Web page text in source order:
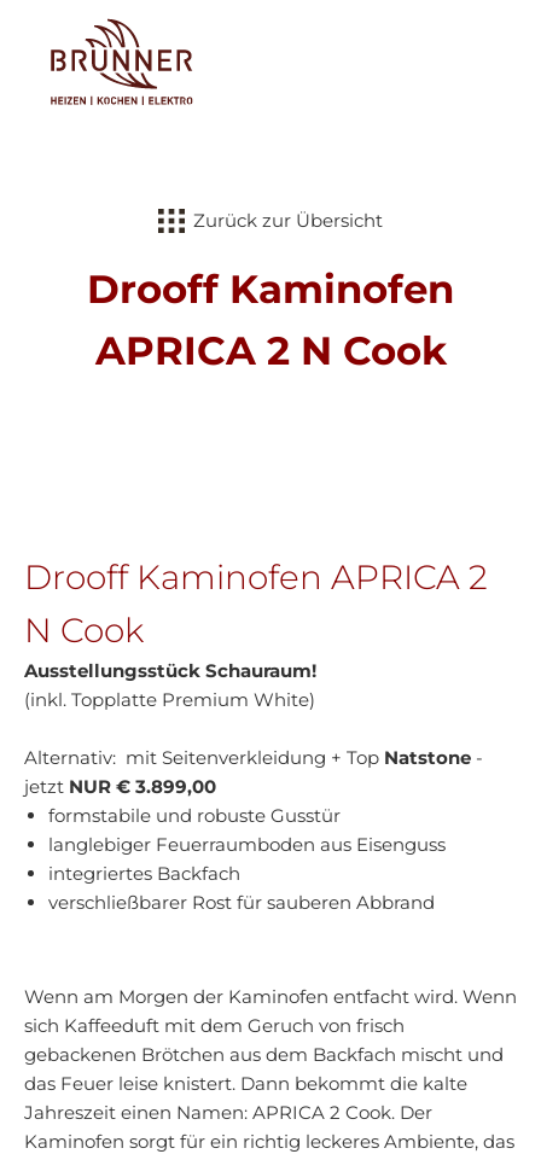
Zurück zur Übersicht
Drooff Kaminofen
APRICA 2 N Cook
Drooff Kaminofen APRICA 2
N Cook
Ausstellungsstück Schauraum!
(inkl. Topplatte Premium White)
Alternativ: mit Seitenverkleidung + Top Natstone -
jetzt NUR € 3.899,00
formstabile und robuste Gusstür
langlebiger Feuerraumboden aus Eisenguss
integriertes Backfach
verschließbarer Rost für sauberen Abbrand
Wenn am Morgen der Kaminofen entfacht wird. Wenn
sich Kaffeeduft mit dem Geruch von frisch
gebackenen Brötchen aus dem Backfach mischt und
das Feuer leise knistert. Dann bekommt die kalte
Jahreszeit einen Namen: APRICA 2 Cook. Der
Kaminofen sorgt für ein richtig leckeres Ambiente, das